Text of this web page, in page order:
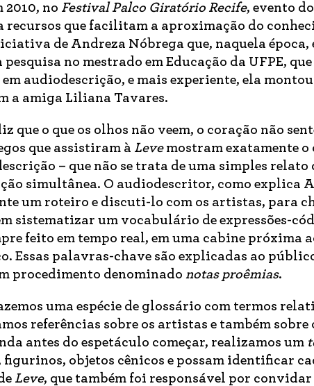
2010, no Festival Palco Giratório Recife, evento
recursos que facilitam a aproximação do
de Andreza Nóbrega que, naquela época,
no mestrado em Educação da UFPE,
audiodescrição, e mais experiente, ela
a amiga Liliana Tavares.
que o que os olhos não veem, o coração não
que assistiram à Levemostram exatamente
– que não se trata de uma simples
simultânea. O audiodescritor, como explica
um roteiro e discuti-lo com os artistas, para
sistematizar um vocabulário de expressões-
feito em tempo real, em uma cabine próxima
Essas palavras-chave são explicadas ao
procedimento denominado notas proêmias.
uma espécie de glossário com termos
referências sobre os artistas e também sobre
antes do espetáculo começar, realizamos um
figurinos, objetos cênicos e possam identificar
Leve, que também foi responsável por